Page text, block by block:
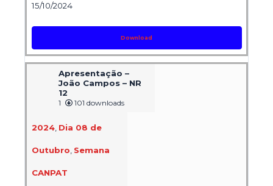
15/10/2024
Download
Apresentação –
João Campos – NR
12
1 101 downloads
2024, Dia 08 de
Outubro Semana
CANPAT